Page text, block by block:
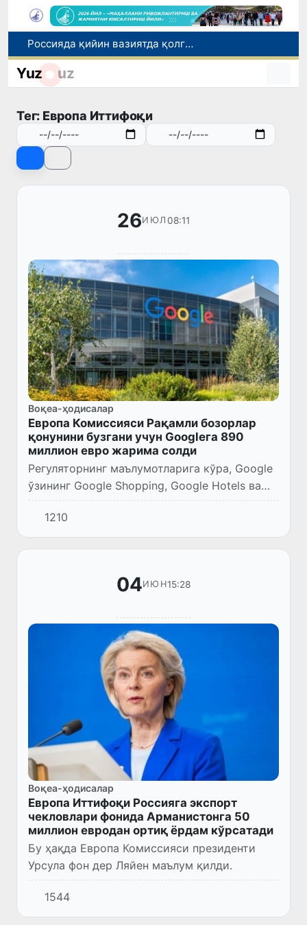
2030 йилгача хавфли чиқиндиларни қайта ишлаш даражаси 20 фоизга етказилади
Ўзбекистон илк бор Халқаро информатика олимпиадаси — IOI 2026га мезбонлик қилади
Россияда қийин вазиятда қолган юзлаб ўзбекистонликлар ортга қайтарилди
Yuz uz
Тег: Европа Иттифоқи
26ИЮЛ 08:11
Воқеа-ҳодисалар
Европа Комиссияси Рақамли бозорлар
қонунини бузгани учун Googleга 890
миллион евро жарима солди
Регуляторнинг маълумотларига кўра, Google
ўзининг Google Shopping, Google Hotels ва
Google Flights каби хизматларига устувор
аҳамият бериб, қидирув натижаларида
рақобатдош хизматла...
1210
04ИЮН15:28
Воқеа-ҳодисалар
Европа Иттифоқи Россияга экспорт
чекловлари фонида Арманистонга 50
миллион евродан ортиқ ёрдам кўрсатади
Бу ҳақда Европа Комиссияси президенти
Урсула фон дер Ляйен маълум қилди.
1544